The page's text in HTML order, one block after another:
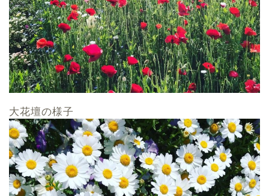
大花壇の様子